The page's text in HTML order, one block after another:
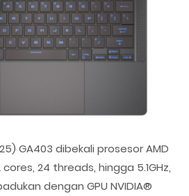
GA403 dibekali prosesor AMD
cores, 24 threads, hingga 5.1GHz,
dengan GPU NVIDIA®